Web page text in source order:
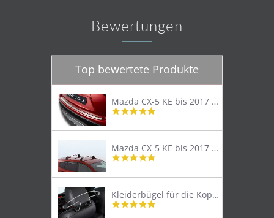
Bewertungen
Top bewertete Produkte
Mazda CX-5 KE bis 2017 Trittschutzleiste Edelstahl original
4.8
rating
Mazda CX-5 KE bis 2017 Lastenträger Dachträger
4.9
rating
Kleiderbügel für die Kopfstütze
4.9